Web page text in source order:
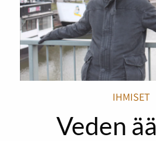
IHMISET
Veden